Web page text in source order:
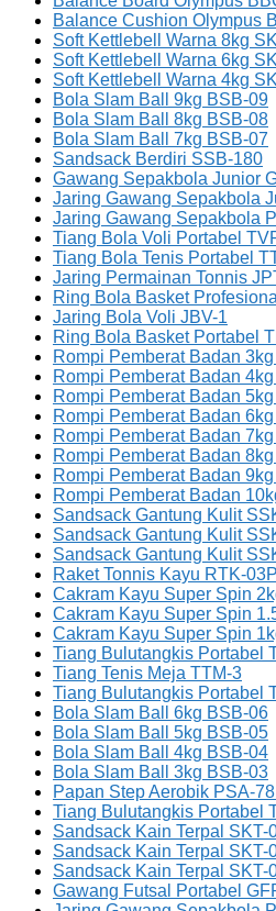
Balance Cushion Olympus
Soft Kettlebell Warna 8kg
Soft Kettlebell Warna 6kg
Soft Kettlebell Warna 4kg
Bola Slam Ball 9kg BSB-09
Bola Slam Ball 8kg BSB-08
Bola Slam Ball 7kg BSB-07
Sandsack Berdiri SSB-180
Gawang Sepakbola Junior
Jaring Gawang Sepakbola
Jaring Gawang Sepakbola
Tiang Bola Voli Portabel
Tiang Bola Tenis Portabel
Jaring Permainan Tonnis
Ring Bola Basket
Jaring Bola Voli JBV-1
Ring Bola Basket Portabel
Rompi Pemberat Badan
Rompi Pemberat Badan
Rompi Pemberat Badan
Rompi Pemberat Badan
Rompi Pemberat Badan
Rompi Pemberat Badan
Rompi Pemberat Badan
Rompi Pemberat Badan
Sandsack Gantung Kulit
Sandsack Gantung Kulit
Sandsack Gantung Kulit
Raket Tonnis Kayu RTK-03P
Cakram Kayu Super Spin
Cakram Kayu Super Spin
Cakram Kayu Super Spin
Tiang Bulutangkis Portabel
Tiang Tenis Meja TTM-3
Tiang Bulutangkis Portabel
Bola Slam Ball 6kg BSB-06
Bola Slam Ball 5kg BSB-05
Bola Slam Ball 4kg BSB-04
Bola Slam Ball 3kg BSB-03
Papan Step Aerobik PSA-
Tiang Bulutangkis Portabel
Sandsack Kain Terpal SKT-
Sandsack Kain Terpal SKT-
Sandsack Kain Terpal SKT-
Gawang Futsal Portabel